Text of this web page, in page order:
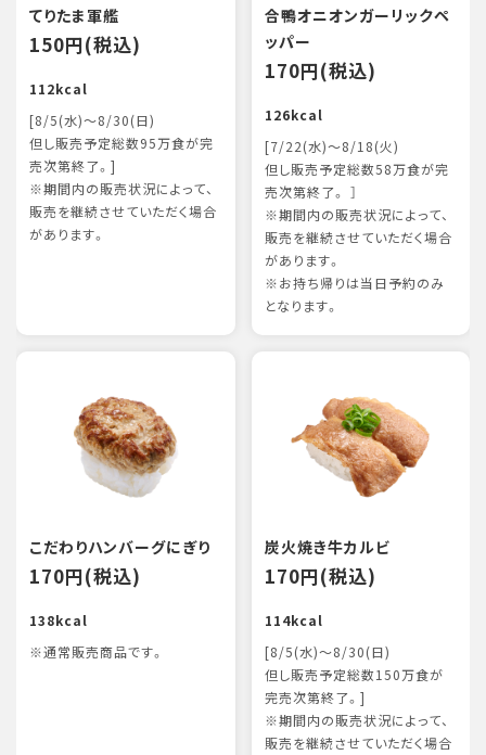
てりたま軍艦
150円(税込)
112kcal
[8/5(水)～8/30(日)
但し販売予定総数95万食が完
売次第終了。]
※期間内の販売状況によって、
販売を継続させていただく場合
があります。
合鴨オニオンガーリックペ
ッパー
170円(税込)
126kcal
[7/22(水)～8/18(火)
但し販売予定総数58万食が完
売次第終了。 ］
※期間内の販売状況によって、
販売を継続させていただく場合
があります。
※お持ち帰りは当日予約のみ
となります。
こだわりハンバーグにぎり
170円(税込)
138kcal
※通常販売商品です。
炭火焼き牛カルビ
170円(税込)
114kcal
[8/5(水)～8/30(日)
但し販売予定総数150万食が
完売次第終了。]
※期間内の販売状況によって、
販売を継続させていただく場合